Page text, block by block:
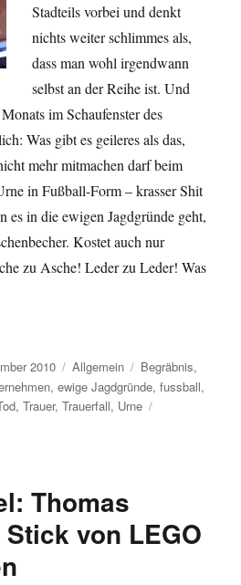
Stadteils vorbei und denkt
nichts weiter schlimmes als,
dass man wohl irgendwann
selbst an der Reihe ist. Und
im Schaufenster des
Was gibt es geileres als das,
mehr mitmachen darf beim
in Fußball-Form – krasser Shit
es in die ewigen Jagdgründe geht,
Kostet auch nur
zu Asche! Leder zu Leder! Was
Jagdgründe“
2010 Kategorien
Allgemein Schlagwörter
Begräbnis,
,ewige Jagdgründe,fussball,
,Trauer,Trauerfall, Urne
Thomas
von LEGO